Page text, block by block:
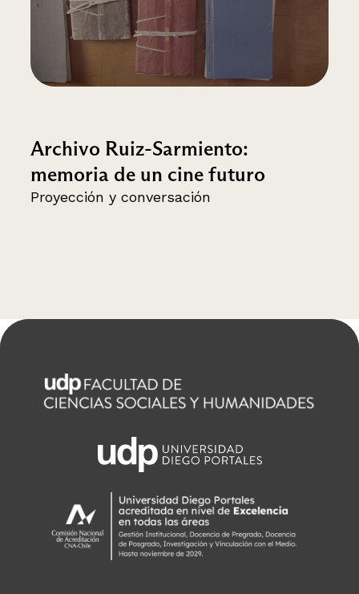
Archivo Ruiz-Sarmiento:
memoria de un cine futuro
Proyección y conversación